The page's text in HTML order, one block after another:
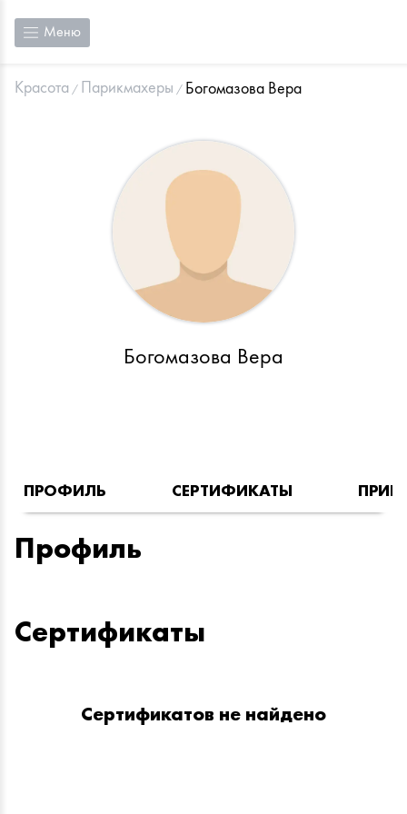
Меню
Красота Парикмахеры Богомазова Вера
Богомазова Вера
ПРОФИЛЬ СЕРТИФИКАТЫ
Профиль
Сертификаты
Сертификатов не найдено